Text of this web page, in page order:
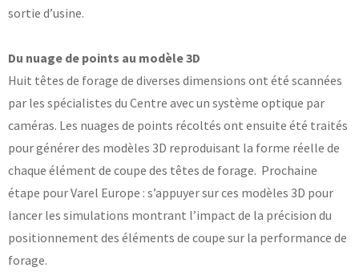
Fondation Cetim
Publications scientifiques
Librairie
AGRÉMENTS ET RECONNAISSANCES QSE
Certifications qualité
Cofrac Essai
MASE
Notifications CE
Agréments internationaux
Agrément ministériel
Certifications Cofrend
QUI SOMMES-NOUS ?
Le Cetim en bref
Nos valeurs
Gouvernance
Rapports - Publications
Vidéo de présentation
Historique
Charte développement durable
Égalité Femmes/Hommes
Information pratiques
Conditions générales de vente
sortie d’usine.
Du nuage de points au modèle 3D
Huit têtes de forage de diverses dimensions ont été scannées
par les spécialistes du Centre avec un système optique par
caméras. Les nuages de points récoltés ont ensuite été traités
pour générer des modèles 3D reproduisant la forme réelle de
chaque élément de coupe des têtes de forage. Prochaine
étape pour Varel Europe : s’appuyer sur ces modèles 3D pour
lancer les simulations montrant l’impact de la précision du
positionnement des éléments de coupe sur la performance de
forage.